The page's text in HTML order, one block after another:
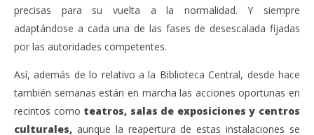
precisas para su vuelta a la normalidad. Y siempre
adaptándose a cada una de las fases de desescalada fijadas
por las autoridades competentes.
Así, además de lo relativo a la Biblioteca Central, desde hace
también semanas están en marcha las acciones oportunas en
recintos como teatros, salas de exposiciones y centros
culturales, aunque la reapertura de estas instalaciones se